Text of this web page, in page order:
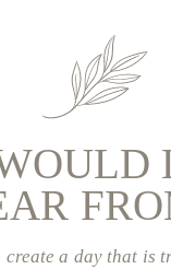
create a day that is